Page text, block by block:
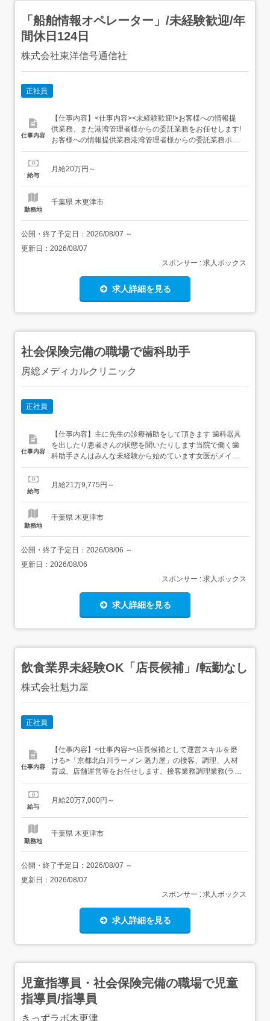
「船舶情報オペレーター」/未経験歓迎/年
間休日124日
株式会社東洋信号通信社
正社員
仕事内容
【仕事内容】<仕事内容><未経験歓迎!>お客様への情報提
供業務、また港湾管理者様からの委託業務をお任せします!
お客様への情報提供業務港湾管理者様からの委託業務ポー
トラジオ業務⇒港に入出港する船舶と国際VHF無線電話を
上記業務<変更の範囲>会社の定める業務全般<給与・賞与>
給与
月給20万円～
勤務地
千葉県 木更津市
公開・終了予定日： 2026/08/07 ～
更新日： 2026/08/07
スポンサー : 求人ボックス
求人詳細を見る
社会保険完備の職場で歯科助手
房総メディカルクリニック
正社員
仕事内容
【仕事内容】主に先生の診療補助をして頂きます 歯科器具
を出したり患者さんの状態を聞いたりします当院で働く歯
科助手さんはみんな未経験から始めています女医がメイン
なので先生も優しく教えてくれるので安心です 当院では専
験・資格】<応募要件>ブランク可/経験年数不問年齢制限あ
給与
月給21万9,775円～
勤務地
千葉県 木更津市
公開・終了予定日： 2026/08/06 ～
更新日： 2026/08/06
スポンサー : 求人ボックス
求人詳細を見る
飲食業界未経験OK「店長候補」/転勤なし
株式会社魁力屋
正社員
仕事内容
【仕事内容】<仕事内容><店長候補として運営スキルを磨
ける>「京都北白川ラーメン 魁力屋」の接客、調理、人材
育成、店舗運営等をお任せします。接客業務調理業務(ラー
メン/サイドメニュー等)人材の育成業務店舗の運営業務 等
で統一 偏りが出ないよう全店舗マニュアルを完備 扱いやす
給与
月給20万7,000円～
勤務地
千葉県 木更津市
公開・終了予定日： 2026/08/07 ～
更新日： 2026/08/07
スポンサー : 求人ボックス
求人詳細を見る
児童指導員・社会保険完備の職場で児童
指導員/指導員
きっずラボ木更津